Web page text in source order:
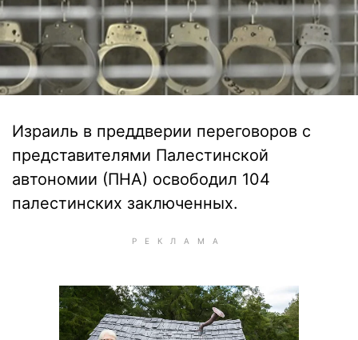
Израиль в преддверии переговоров с
представителями Палестинской
автономии (ПНА) освободил 104
палестинских заключенных.